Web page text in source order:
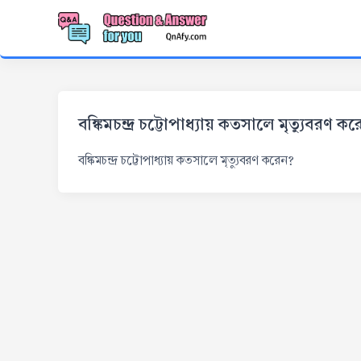
বঙ্কিমচন্দ্র চট্টোপাধ্যায় কতসালে মৃত্যুবরণ
বঙ্কিমচন্দ্র চট্টোপাধ্যায় কতসালে মৃত্যুবরণ করেন?